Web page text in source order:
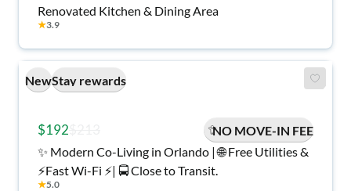
Renovated Kitchen & Dining Area
★3.9
NewStay rewards
$192
NO MOVE-IN FEE
✨ Modern Co-Living in Orlando | 🌐 Free Utilities &
⚡️Fast Wi-Fi ⚡️| 🚍 Close to Transit.
★5.0